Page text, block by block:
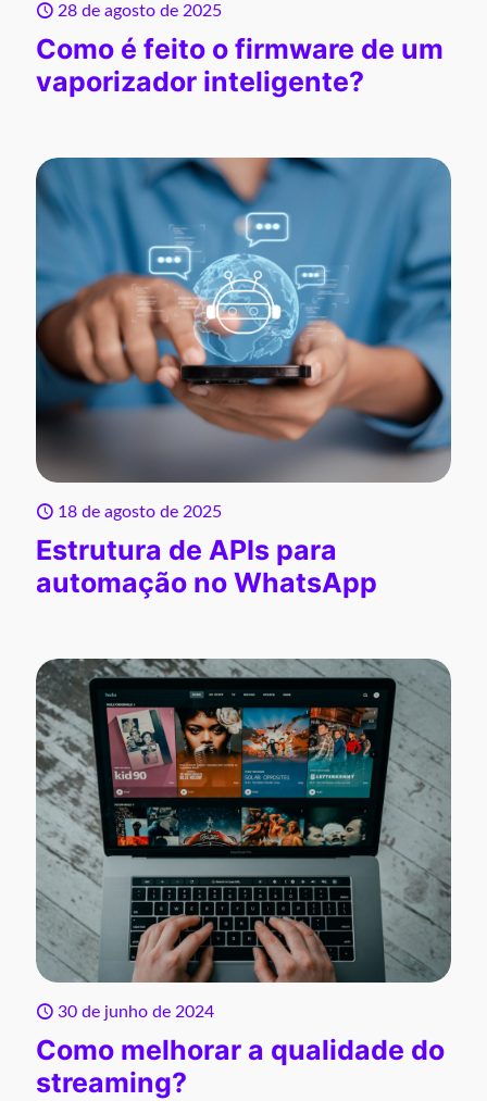
28 de agosto de 2025
Como é feito o firmware de um
vaporizador inteligente?
18 de agosto de 2025
Estrutura de APIs para
automação no WhatsApp
30 de junho de 2024
Como melhorar a qualidade do
streaming?